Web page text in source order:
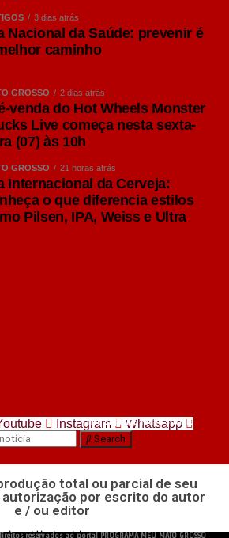
maior presença do lúpulo,
por aromas cítricos, florais e
amargor mais pronunciado quando
sabores mais intensos
na IPA uma excelente opção para
ou refeições de sabor
artesanais e carnes
de trigo
família Ale é a Weissbier,
trigo originária da Alemanha.
proporção de trigo em sua
remetem a banana e cravo,
produzidas durante a
desses ingredientes.
e refrescante, combina
frutos do mar, saladas e
momentos
Ultra ganharam espaço no
3 dias atrás
Nacional da Saúde: prevenir é
caminho
GROSSO 2 dias atrás
venda do Hot Wheels Monster
Live começa nesta sexta-
(07) às 10h
GROSSO 21 horas atrás
Internacional da Cerveja:
o que diferencia estilos
Pilsen, IPA, Weiss e Ultra
nos siga nas redes sociais
Instagram
Whatsapp
Search
total ou parcial de seu
por escrito do autor
e / ou editor
desenvolvido e hospedado por
reservados ao portal PROGRAMA MEU MATO GROSSO